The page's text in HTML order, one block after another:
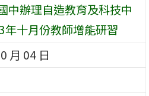
中辦理自造教育及科技中
年十月份教師增能研習
月 04 日